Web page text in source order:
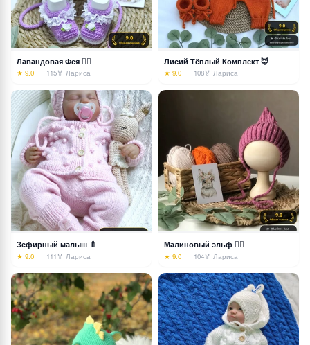
Лавандовая Фея 🧚‍♀️
★ 9.0 115🏅 Лариса
Лисий Тёплый Комплект 🦊
★ 9.0 108🏅 Лариса
Зефирный малыш 🍼
★ 9.0 111 🏅 Лариса
Малиновый эльф 🧚‍♀️
★ 9.0 104🏅 Лариса